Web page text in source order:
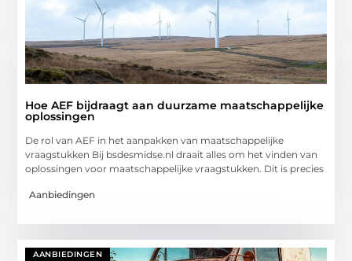
Hoe AEF bijdraagt aan duurzame maatschappelijke
oplossingen
De rol van AEF in het aanpakken van maatschappelijke
vraagstukken Bij bsdesmidse.nl draait alles om het vinden van
oplossingen voor maatschappelijke vraagstukken. Dit is precies
Aanbiedingen
AANBIEDINGEN